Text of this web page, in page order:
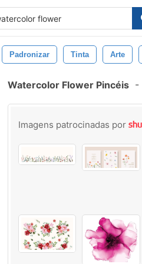
Padronizar Tinta Arte
Watercolor Flower Pincéis -
Imagens patrocinadas por